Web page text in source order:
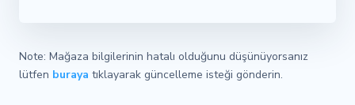
Note: Mağaza bilgilerinin hatalı olduğunu düşünüyorsanız
lütfen buraya tıklayarak güncelleme isteği gönderin.